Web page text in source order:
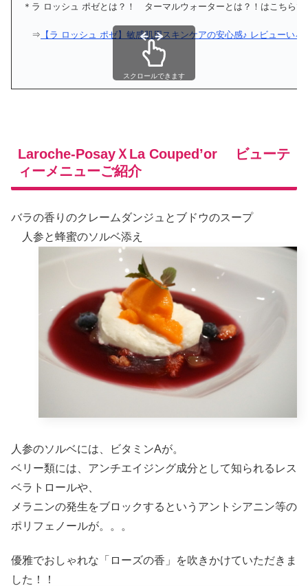
＊ラ ロッシュ ポゼとは？！ ターマルウォーターとは？！はこちらで
⇒ 【ラ ロッシュ ポゼ】敏感肌用スキンケアの安心感♪ レビューいろ
スクロールできます
Laroche-PosayＸLa Couped’or ビューテ
ィーメニューご紹介
バラの香りのクレームダンジュとブドウのスープ
人参と蜂蜜のソルベ添え
人参のソルベには、ビタミンAが。
ベリー類には、アンチエイジング成分として知られるレス
ベラトロールや、
メラニンの発生をブロックするというアントシアニン等の
ポリフェノールが。。。
優雅でおしゃれな「ローズの香」を吹きかけていただきま
した！！